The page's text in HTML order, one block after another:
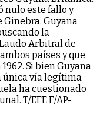
nulo este fallo y
Guyana
la
Arbitral de
países y que
Si bien Guyana
única vía legítima
ha cuestionado
T/EFE F/AP-